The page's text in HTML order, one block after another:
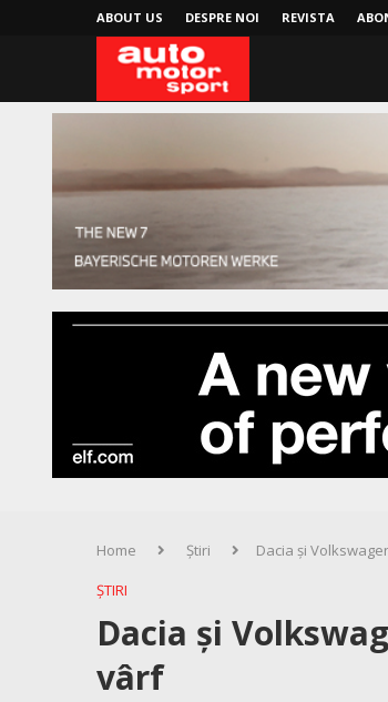
ABOUT US DESPRE NOI REVISTA
Home Știri
Dacia și
ȘTIRI
Dacia și
vârf